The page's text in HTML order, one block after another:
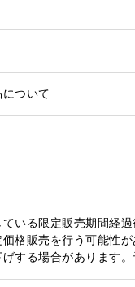
ついて
いる限定販売期間経
格販売を行う可能性
する場合があります。